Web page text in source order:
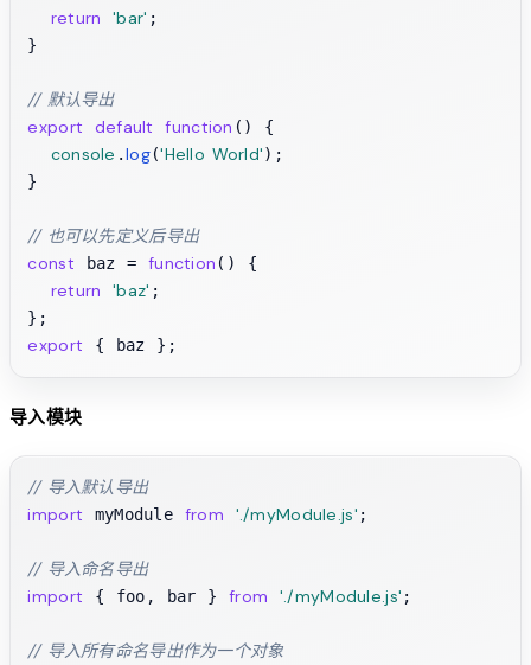
return 'bar' ;
}
// 默认导出
export
default function ( ) {
console .log('Hello World');
}
// 也可以先定义后导出
const baz = function ( ) {
return 'baz' ;
export
导入模块
// 导入默认导出
import myModule from './myModule.js' ;
// 导入命名导出
import { foo, bar } from './myModule.js' ;
// 导入所有命名导出作为一个对象